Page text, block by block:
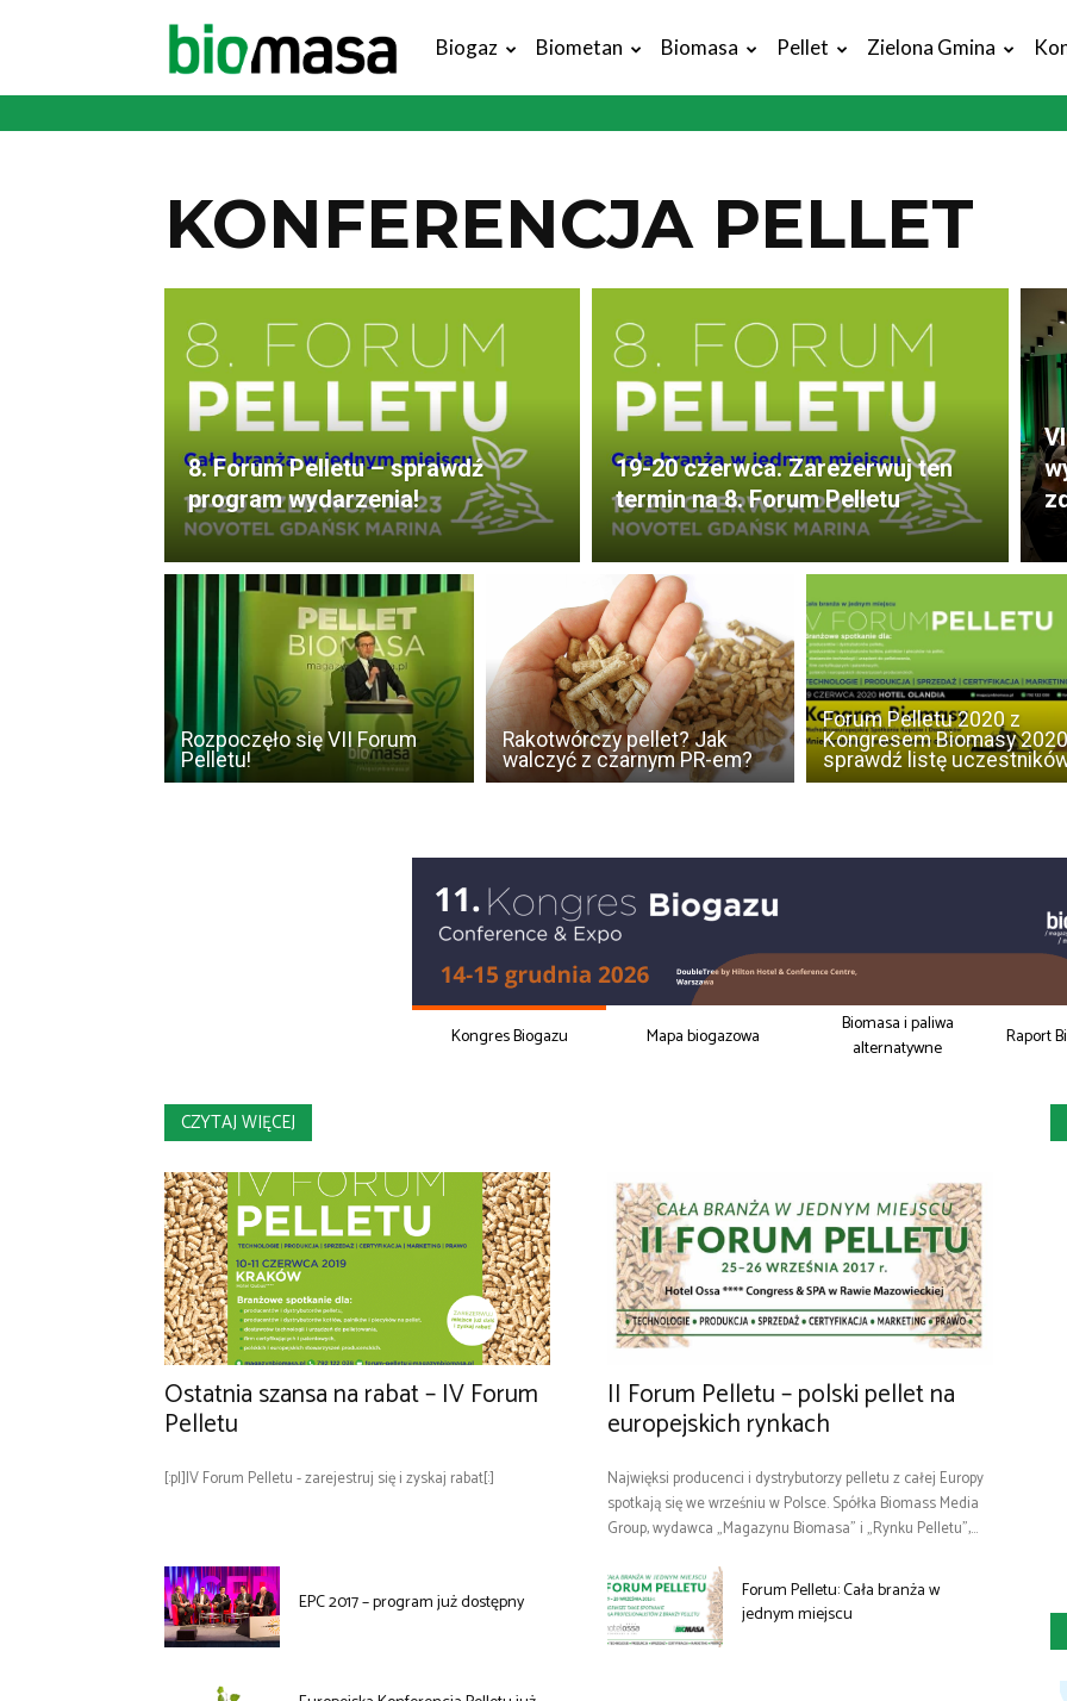
Magazyn
Biogaz Biometan Biomasa Pellet Zielona Gmina
KONFERENCJA PELLET
8. Forum Pelletu – sprawdź
program wydarzenia!
19-20 czerwca. Zarezerwuj ten
termin na 8. Forum Pelletu
Rozpoczęło się VII Forum
Pelletu!
Rakotwórczy pellet? Jak
walczyć z czarnym PR-em?
Forum Pelletu 2020 z
Kongresem Biomasy
sprawdź listę
Kongres Biogazu Mapa biogazowa
Biomasa i paliwa
alternatywne
Raport
CZYTAJ WIĘCEJ
Ostatnia szansa na rabat – IV Forum
Pelletu
[:pl]IV Forum Pelletu - zarejestruj się i zyskaj rabat[:]
II Forum Pelletu – polski pellet na
europejskich rynkach
Najwięksi producenci i dystrybutorzy pelletu z całej Europy
spotkają się we wrześniu w Polsce. Spółka Biomass Media
Group, wydawca „Magazynu Biomasa” i „Rynku Pelletu”,...
EPC 2017 – program już dostępny
Forum Pelletu: Cała branża w
jednym miejscu